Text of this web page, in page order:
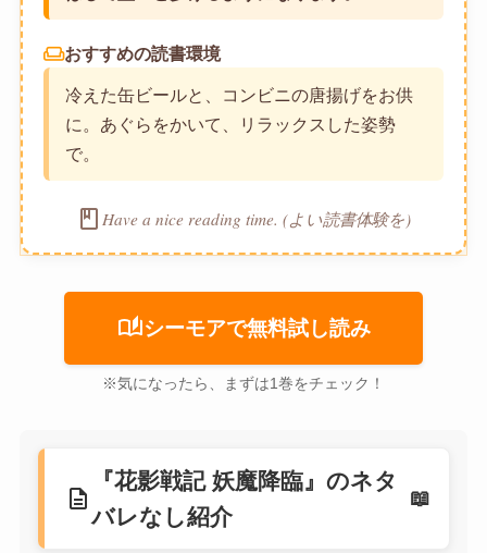
weekendおすすめの読書環境
冷えた缶ビールと、コンビニの唐揚げをお供
に。あぐらをかいて、リラックスした姿勢
で。
book Have a nice reading time. (よい読書体験を)
auto_storiesシーモアで無料試し読み
※気になったら、まずは1巻をチェック！
description
『花影戦記 妖魔降臨』のネタ
バレなし紹介